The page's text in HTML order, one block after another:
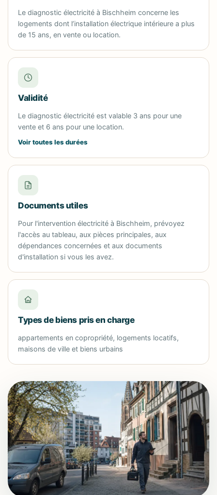
Le diagnostic électricité à Bischheim concerne les
logements dont l’installation électrique intérieure a plus
de 15 ans, en vente ou location.
Validité
Le diagnostic électricité est valable 3 ans pour une
vente et 6 ans pour une location.
Voir toutes les durées
Documents utiles
Pour l'intervention électricité à Bischheim, prévoyez
l'accès au tableau, aux pièces principales, aux
dépendances concernées et aux documents
d'installation si vous les avez.
Types de biens pris en charge
appartements en copropriété, logements locatifs,
maisons de ville et biens urbains